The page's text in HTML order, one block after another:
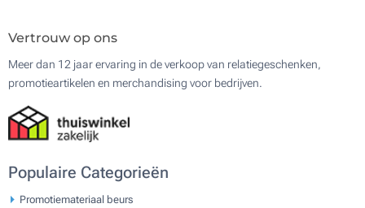
Vertrouw op ons
Meer dan 12 jaar ervaring in de verkoop van relatiegeschenken,
promotieartikelen en merchandising voor bedrijven.
Populaire Categorieën
Promotiemateriaal beurs